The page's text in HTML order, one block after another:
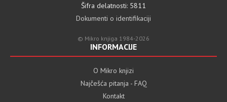
Šifra delatnosti: 5811
Dokumenti o identifikaciji
© Mikro knjiga 1984-2026
INFORMACIJE
O Mikro knjizi
Najčešća pitanja - FAQ
Kontakt